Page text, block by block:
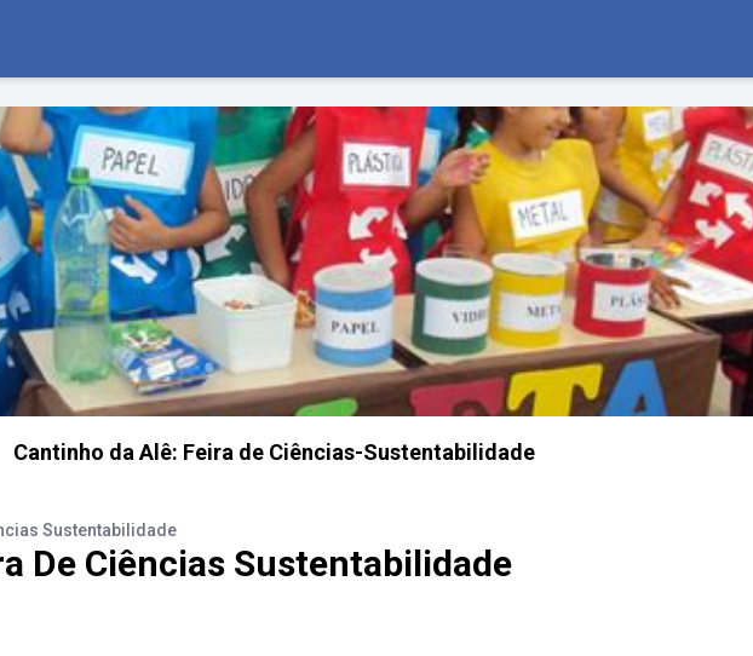
Cantinho da Alê: Feira de Ciências-Sustentabilidade
Sustentabilidade
De Ciências Sustentabilidade